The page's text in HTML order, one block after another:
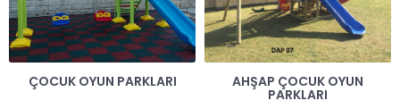
ÇOCUK OYUN PARKLARI
AHŞAP ÇOCUK OYUN
PARKLARI